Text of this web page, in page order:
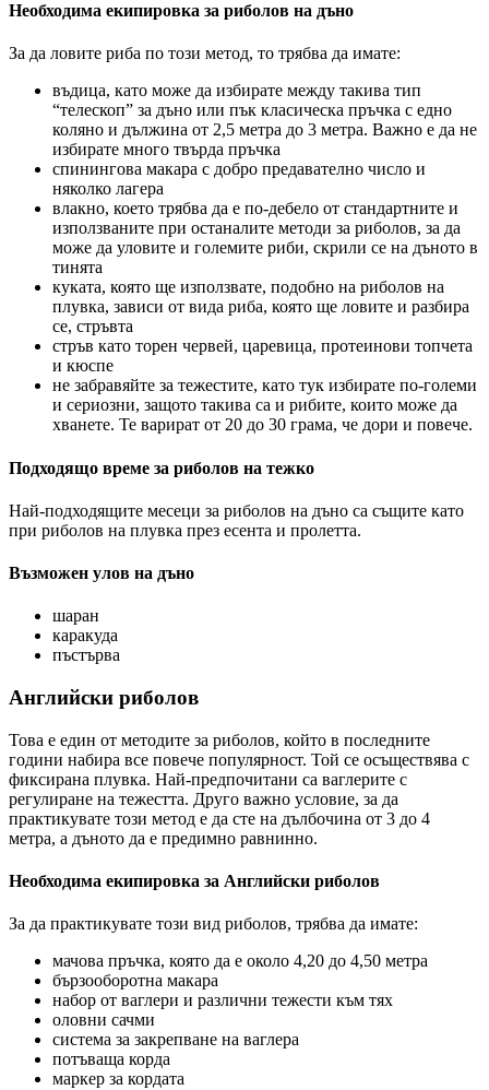
Необходима екипировка за риболов на дъно
За да ловите риба по този метод, то трябва да имате:
въдица, като може да избирате между такива тип
“телескоп” за дъно или пък класическа пръчка с едно
коляно и дължина от 2,5 метра до 3 метра. Важно е да не
избирате много твърда пръчка
спинингова макара с добро предавателно число и
няколко лагера
влакно, което трябва да е по-дебело от стандартните и
използваните при останалите методи за риболов, за да
може да уловите и големите риби, скрили се на дъното в
тинята
куката, която ще използвате, подобно на риболов на
плувка, зависи от вида риба, която ще ловите и разбира
се, стръвта
стръв като торен червей, царевица, протеинови топчета
и кюспе
не забравяйте за тежестите, като тук избирате по-големи
и сериозни, защото такива са и рибите, които може да
хванете. Те варират от 20 до 30 грама, че дори и повече.
Подходящо време за риболов на тежко
Най-подходящите месеци за риболов на дъно са същите като
при риболов на плувка през есента и пролетта.
Възможен улов на дъно
шаран
каракуда
пъстърва
Английски риболов
Това е един от методите за риболов, който в последните
години набира все повече популярност. Той се осъществява с
фиксирана плувка. Най-предпочитани са ваглерите с
регулиране на тежестта. Друго важно условие, за да
практикувате този метод е да сте на дълбочина от 3 до 4
метра, а дъното да е предимно равнинно.
Необходима екипировка за Английски риболов
За да практикувате този вид риболов, трябва да имате:
мачова пръчка, която да е около 4,20 до 4,50 метра
бързооборотна макара
набор от ваглери и различни тежести към тях
оловни сачми
система за закрепване на ваглера
потъваща корда
маркер за кордата